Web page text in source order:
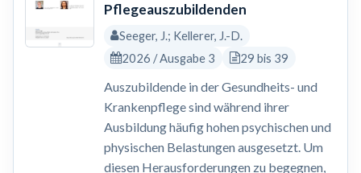
Pflegeauszubildenden
Seeger, J.; Kellerer, J.-D.
2026 / Ausgabe 3
29 bis 39
Auszubildende in der Gesundheits- und
Krankenpflege sind während ihrer
Ausbildung häufig hohen psychischen und
physischen Belastungen ausgesetzt. Um
diesen Herausforderungen zu begegnen,